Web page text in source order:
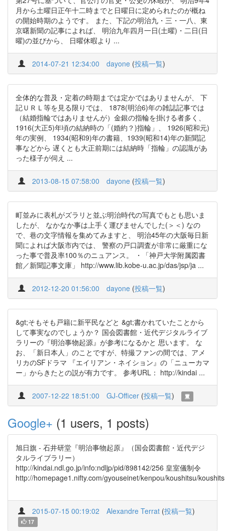
月から土曜日正午十二時までと日曜日に定められたのが概ね
の開始時期のようです。 また、下記の明治九・三・一八、東
京曙新聞の記事によれば、 明治九年四月一日(土曜)・二日(日
曜)の並びから、 日曜休暇より ...
2014-07-21 12:34:00 dayone (投稿一覧)
全体的な普及・定着の時期までは定かではありませんが、 下
記ＵＲＬ等を見る限りでは、 1878(明治6)年の雑誌記事では
（結婚指輪ではありませんが）金銀の指輪を掛ける者多く、
1916(大正5)年頃の結納時の「(婚約？)指輪」、 1926(昭和元)
年の実例、 1934(昭和9)年の書籍、1939(昭和14)年の新聞記
事などから 遅くとも大正前期には結納時「指輪」の認識があ
った様子が伺え ...
2013-08-15 07:58:00 dayone (投稿一覧)
町並みに表札がズラリと並ぶ明治時代の写真でもとも思いま
したが、 なかなか事は上手く運びませんでした(＞＜) なの
で、巷の文字情報を集めてみますと、 明治45年の大阪毎日新
聞によれば大阪市内では、 警察の戸口調査が非常に厳重にな
った事で普及率100％のニュアンス。 ・「神戸大学附属図書
館／新聞記事文庫」 http://www.lib.kobe-u.ac.jp/das/jsp/ja ...
2012-12-20 01:56:00 dayone (投稿一覧)
&gt;そもそも戸籍に新平民などと &gt;書かれていたことから
して事実なのでしょうか？ 国会図書館・近代デジタルライブ
ラリーの『明治事物起源』が参考になるかと 思います。 な
お、「新日本人」のことですが、特撮ファンの間では、アメ
リカのSFドラマ 『エイリアン・ネイション』の「ニューカマ
ー」からきたとの説が有力です。 参考URL： http://kindai ...
2007-12-22 18:51:00 GJ-Officer (投稿一覧)
Google+ (1 users, 1 posts)
旭日旗 - 石井研堂『明治事物起原』（国会図書館・近代デジ
タルライブラリー）
http://kindai.ndl.go.jp/info:ndljp/pid/898142/256 皇室儀制令
http://homepage1.nifty.com/gyouseinet/kenpou/koushitsu/
2015-07-15 00:19:02 Alexandre Terrat (投稿一覧)
17